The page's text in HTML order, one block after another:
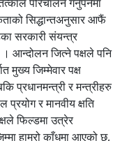
परिचालन गर्नुपर्नेमा
सिद्धान्तअनुसार आफैं
सरकारी संयन्त्र
आन्दोलन जित्ने पक्षले पनि
मुख्य जिम्मेवार पक्ष
प्रधानमन्त्री र मन्त्रीहरु
प्रयोग र मानवीय क्षति
फिल्डमा उत्रेर
हाम्रो काँधमा आएको छ,